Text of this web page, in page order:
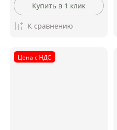
Купить в 1 клик
К сравнению
Цена с НДС